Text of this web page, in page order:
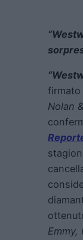
firmato
Nolan
Emmy,